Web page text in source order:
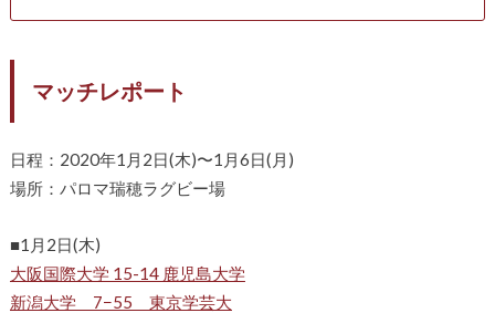
マッチレポート
日程：2020年1月2日(木)〜1月6日(月)
場所：パロマ瑞穂ラグビー場
■1月2日(木)
大阪国際大学 15-14 鹿児島大学
新潟大学 7−55 東京学芸大